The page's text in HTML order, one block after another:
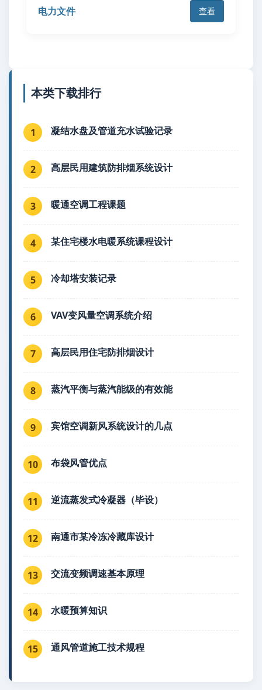
电力文件 查看
本类下载排行
1 凝结水盘及管道充水试验记录
2 高层民用建筑防排烟系统设计
3 暖通空调工程课题
4 某住宅楼水电暖系统课程设计
5 冷却塔安装记录
6 VAV变风量空调系统介绍
7 高层民用住宅防排烟设计
8 蒸汽平衡与蒸汽能级的有效能
9 宾馆空调新风系统设计的几点
10 布袋风管优点
11 逆流蒸发式冷凝器（毕设）
12 南通市某冷冻冷藏库设计
13 交流变频调速基本原理
14 水暖预算知识
15 通风管道施工技术规程